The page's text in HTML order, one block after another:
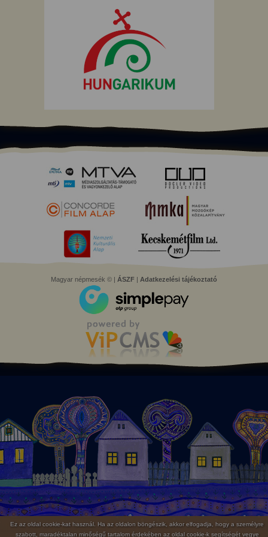
Magyar népmesék © | ÁSZF | Adatkezelési tájékoztató
Ez az oldal cookie-kat használ. Ha az oldalon böngészik, akkor elfogadja, hogy a személyre
szabott, maradéktalan minőségű tartalom érdekében az oldal cookie-k segítségét vegye